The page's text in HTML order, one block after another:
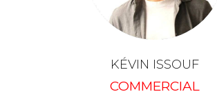
KÉVIN ISSOUF
COMMERCIAL